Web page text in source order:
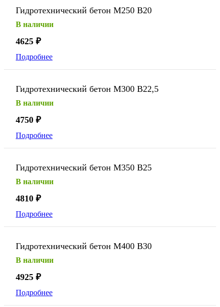
Гидротехнический бетон М250 В20
В наличии
4625 ₽
Подробнее
Гидротехнический бетон М300 В22,5
В наличии
4750 ₽
Подробнее
Гидротехнический бетон М350 В25
В наличии
4810 ₽
Подробнее
Гидротехнический бетон М400 В30
В наличии
4925 ₽
Подробнее